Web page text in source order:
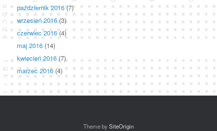
październik 2016(7)
wrzesień 2016(3)
czerwiec 2016(4)
maj 2016 (14)
kwiecień 2016(7)
marzec 2016 (4)
Theme bySiteOrigin